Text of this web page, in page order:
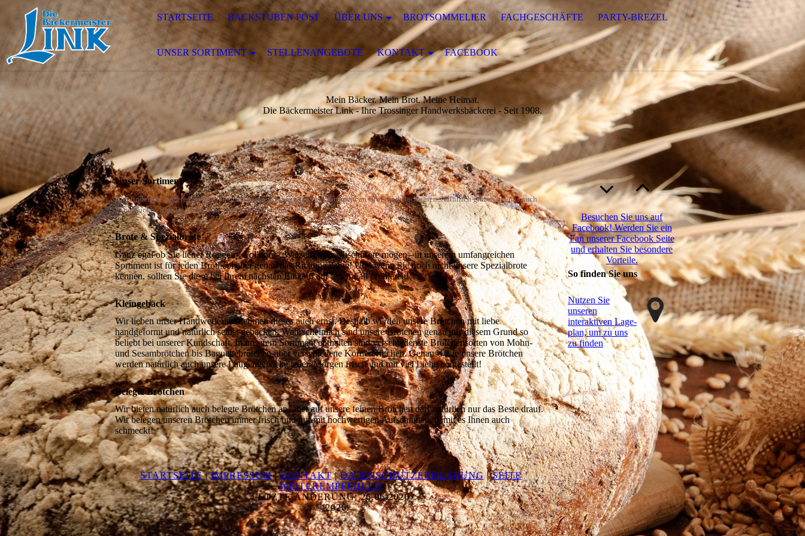
STARTSEITE BACKSTUBEN POST ÜBER UNS BROTSOMMELIER FACHGESCHÄFTE PARTY-BREZEL
UNSER SORTIMENT STELLENANGEBOTE KONTAKT FACEBOOK
Mein Bäcker. Mein Brot. Meine Heimat.
Die Bäckermeister Link - Ihre Trossinger Handwerksbäckerei - Seit 1908.
Unser Sortiment
Hier finden Sie nähere Informationen zu unserem umfangreichen Sortiment an Brot- und Backwaren. Natürlich gibt es bei uns auch
feine Kuchen und Teilchen. Eine Übersicht finden Sie hier.
Brote & Spezialbrote
Ganz egal ob Sie lieber Roggen-, Vollkorn-, Weizen- oder Mischbrote mögen– in unserem umfangreichen
Sortiment ist für jeden Brotliebhaber genau das Richtige dabei! Und wenn Sie noch nicht unsere Spezialbrote
kennen, sollten Sie diese bei Ihrem nächsten Einkauf auf jeden Fall probieren!
Kleingebäck
Wir lieben unser Handwerk und nehmen dieses auch ernst. Deshalb werden unsere Brötchen mit liebe
handgeformt und natürlich selbst gebacken. Wahrscheinlich sind unsere Brötchen genau aus diesem Grund so
beliebt bei unserer Kundschaft. In unserem Sortiment enthalten sind verschiedenste Brötchensorten von Mohn-
und Sesambrötchen bis Baguettebrötchen über verschiedene Körnerbrötchen. Genauso wie unsere Brötchen
werden natürlich auch unsere Laugengebäcke jeden Morgen frisch und mit viel Liebe hergestellt!
Belegte Brötchen
Wir bieten natürlich auch belegte Brötchen an, aber auf unsere feinen Brötchen darf natürlich nur das Beste drauf.
Wir belegen unseren Brötchen immer frisch und nur mit hochwertigen Aufschnitten, damit es Ihnen auch
schmeckt!
STARTSEITE|IMPRESSUM|KONTAKT|DATENSCHUTZERKLÄRUNG|SEITE
WEITEREMPFEHLEN
LETZTE ÄNDERUNG: 26.06.2026
© 2026
Besuchen Sie uns auf
Facebook! Werden Sie ein
Fan unserer Facebook Seite
und erhalten Sie besondere
Vorteile.
So finden Sie uns
Nutzen Sie
unseren
interaktiven La­ge­
plan, um zu uns
zu finden